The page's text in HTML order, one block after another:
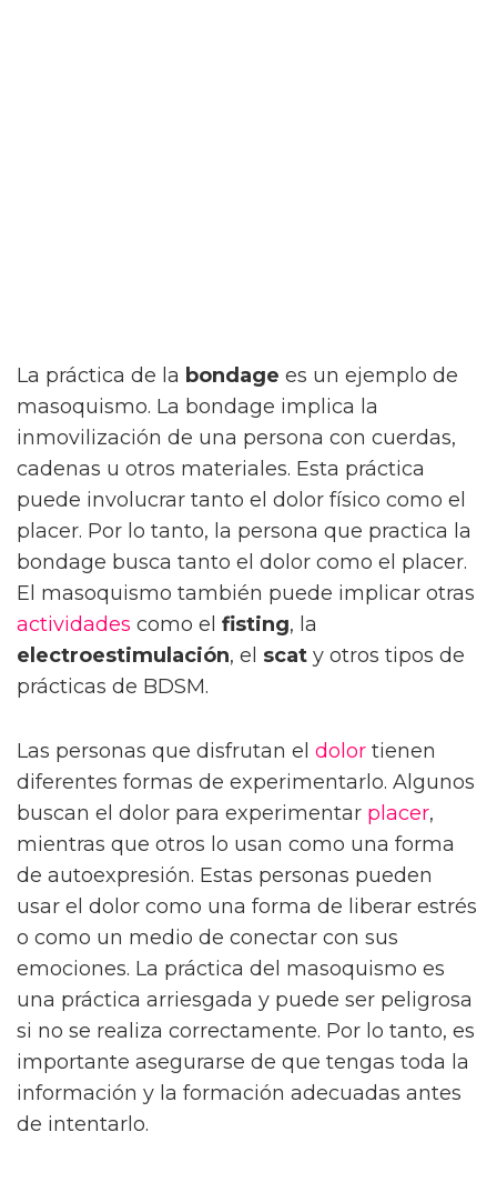
La práctica de la bondage es un ejemplo de
masoquismo. La bondage implica la
inmovilización de una persona con cuerdas,
cadenas u otros materiales. Esta práctica
puede involucrar tanto el dolor físico como el
placer. Por lo tanto, la persona que practica la
bondage busca tanto el dolor como el placer.
El masoquismo también puede implicar otras
actividades como el fisting, la
electroestimulación, el scat y otros tipos de
prácticas de BDSM.
Las personas que disfrutan el dolor tienen
diferentes formas de experimentarlo. Algunos
buscan el dolor para experimentar placer,
mientras que otros lo usan como una forma
de autoexpresión. Estas personas pueden
usar el dolor como una forma de liberar estrés
o como un medio de conectar con sus
emociones. La práctica del masoquismo es
una práctica arriesgada y puede ser peligrosa
si no se realiza correctamente. Por lo tanto, es
importante asegurarse de que tengas toda la
información y la formación adecuadas antes
de intentarlo.